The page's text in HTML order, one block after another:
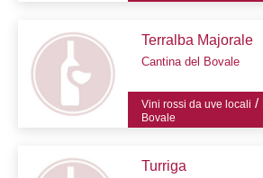
Terralba Majorale
Cantina del Bovale
Vini rossi da uve locali /
Bovale
Turriga